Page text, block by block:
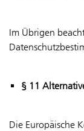
Im Übrigen
§ 11
Die Europäische